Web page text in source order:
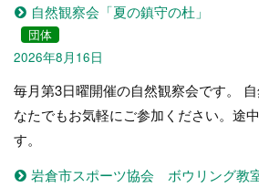
自然観察会「夏の鎮守の杜」
団体
2026年8月16日
毎月第3日曜開催の自然観察会です。
なたでもお気軽にご参加ください。途
す。
岩倉市スポーツ協会 ボウリング教